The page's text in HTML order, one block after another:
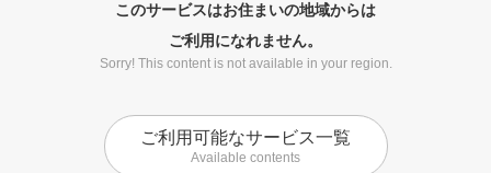
このサービスはお住まいの地域からは
ご利用になれません。
Sorry! This content is not available in your region.
ご利用可能なサービス一覧
Available contents